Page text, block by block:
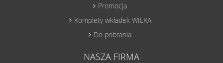
Promocja
Komplety wkładek WILKA
Do pobrania
NASZA FIRMA